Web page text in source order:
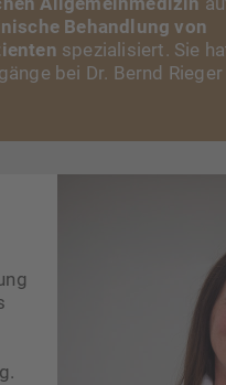
Behandlung von
spezialisiert. Sie
bei Dr. Bernd